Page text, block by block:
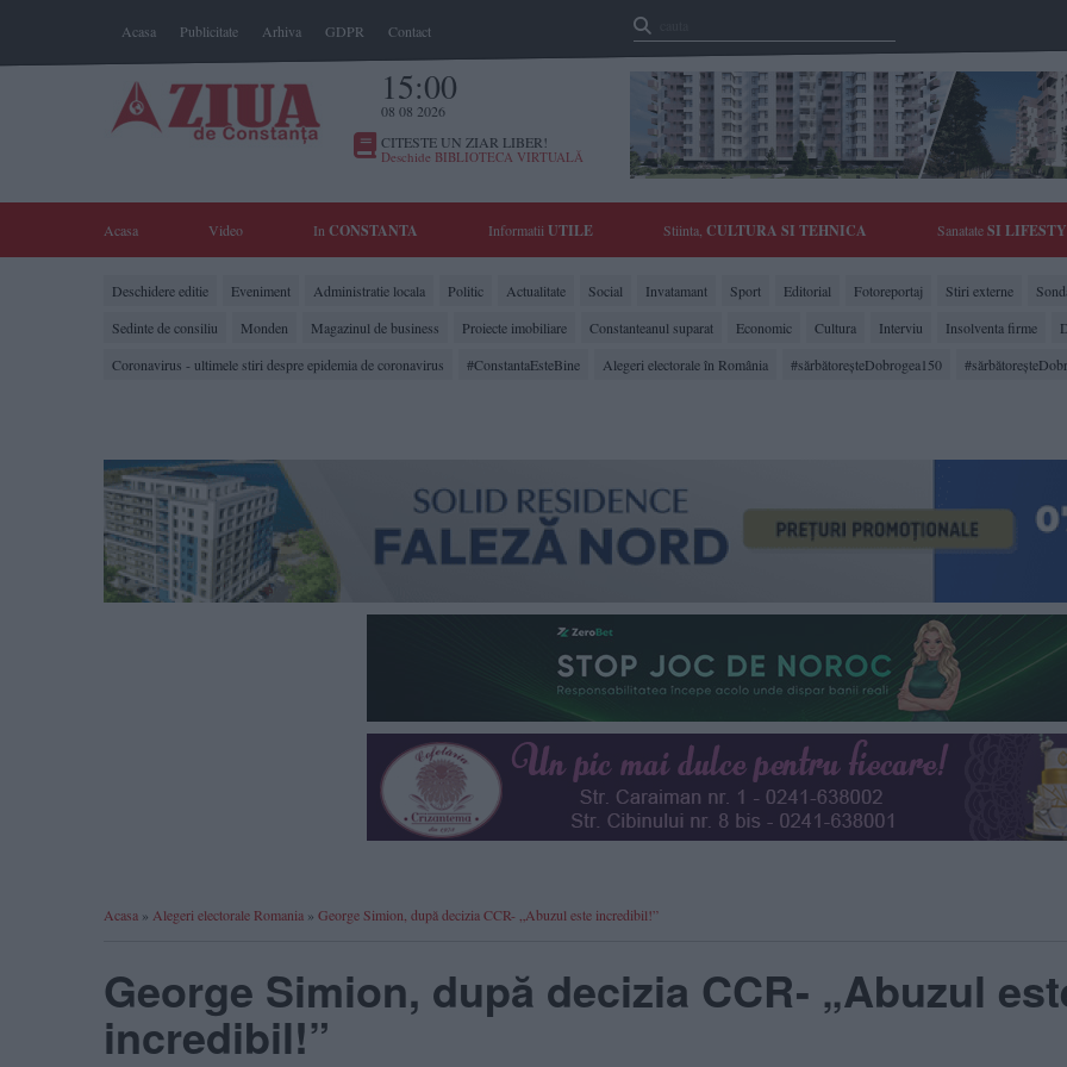
Acasa Publicitate Arhiva GDPR Contact
15:00
08 08 2026
CITESTE UN ZIAR LIBER!
Deschide BIBLIOTECA VIRTUALĂ
Acasa Video In CONSTANTA Informatii UTILE Stiinta, CULTURA SI TEHNICA SanatateSI
Deschidere editie Eveniment Administratie locala Politic Actualitate Social Invatamant Sport Editorial Fotoreportaj Stiri externe
Sedinte de consiliu
Monden Magazinul de business Proiecte imobiliare Constanteanul suparat Economic Cultura Interviu Insolventa firme
Coronavirus - ultimele stiri despre epidemia de coronavirus
#ConstantaEsteBine Alegeri electorale în România #sărbătoreşteDobrogea150
Acasa » Alegeri electorale Romania » George Simion, după decizia CCR- „Abuzul este incredibil!”
George Simion, după decizia CCR- „Abuzul
incredibil!”